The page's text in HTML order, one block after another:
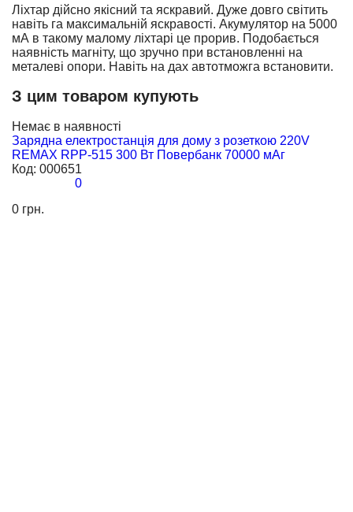
Ліхтар дійсно якісний та яскравий. Дуже довго світить
навіть га максимальній яскравості. Акумулятор на 5000
мА в такому малому ліхтарі це прорив. Подобається
наявність магніту, що зручно при встановленні на
металеві опори. Навіть на дах автотможга встановити.
З цим товаром купують
Немає в наявності
Зарядна електростанція для дому з розеткою 220V
REMAX RPP-515 300 Вт Повербанк 70000 мАг
Код: 000651
0
0 грн.